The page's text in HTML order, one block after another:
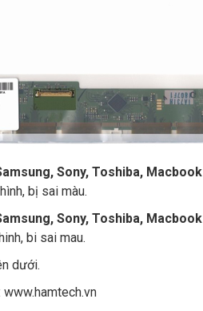
Sony, Toshiba, Macbook
bị sai màu.
Sony, Toshiba, Macbook
bi sai mau.
dưới.
www.hamtech.vn